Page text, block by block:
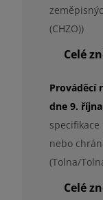
(CHZO))
Celé
Prováděcí
dne 9.
nebo
(Tolna/
Celé